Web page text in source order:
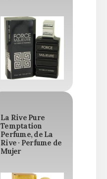
La Rive Pure
Temptation
Perfume, de La
Rive · Perfume de
Mujer